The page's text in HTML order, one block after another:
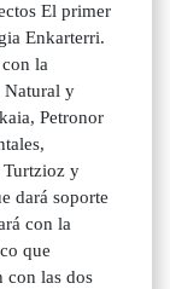
El primer
Enkarterri.
la
Natural y
Petronor
Turtzioz y
dará soporte
con la
que
con las dos